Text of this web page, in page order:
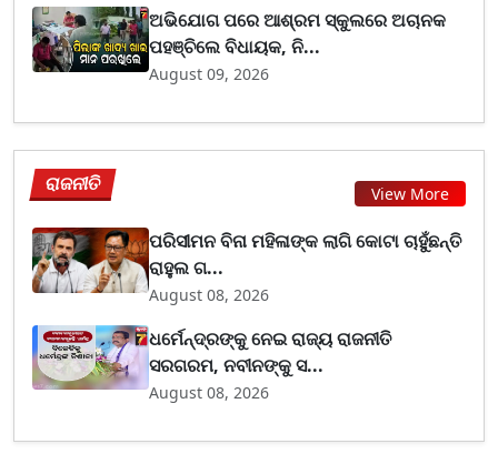
ଅଭିଯୋଗ ପରେ ଆଶ୍ରମ ସ୍କୁଲରେ ଅଚାନକ
ପହଞ୍ଚିଲେ ବିଧାୟକ, ନି...
August 09, 2026
ରାଜନୀତି View More
ପରିସୀମନ ବିନା ମହିଳାଙ୍କ ଲାଗି କୋଟା ଚାହୁଁଛନ୍ତି
ରାହୁଲ ଗ...
August 08, 2026
ଧର୍ମେନ୍ଦ୍ରଙ୍କୁ ନେଇ ରାଜ୍ୟ ରାଜନୀତି
ସରଗରମ, ନବୀନଙ୍କୁ ସ...
August 08, 2026